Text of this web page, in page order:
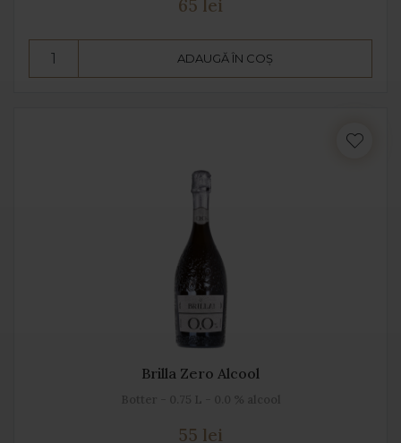
65 lei
ADAUGĂ ÎN COȘ
Brilla Zero Alcool
Botter - 0.75 L - 0.0 % alcool
55 lei